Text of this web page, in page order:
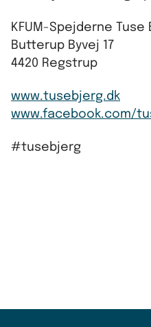
KFUM-Spejderne Tuse
Butterup Byvej 17
4420 Regstrup
www.tusebjerg.dk
www.facebook.com/
#tusebjerg